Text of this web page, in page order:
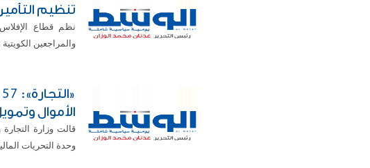
تنظيم
نظم قطاع الإفلاس
والمراجعين
الأموال
قالت وزارة
وحدة التحريات المالية 57 ورشة تدريبية موجهة لممثلي